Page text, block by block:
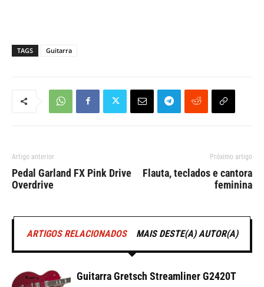
TAGS Guitarra
Artigo anterior
Pedal Garland FX Pink Drive
Overdrive
Próximo artigo
Flauta, teclados e cantora
feminina
ARTIGOS RELACIONADOS MAIS DESTE(A) AUTOR(A)
Guitarra Gretsch Streamliner G2420T